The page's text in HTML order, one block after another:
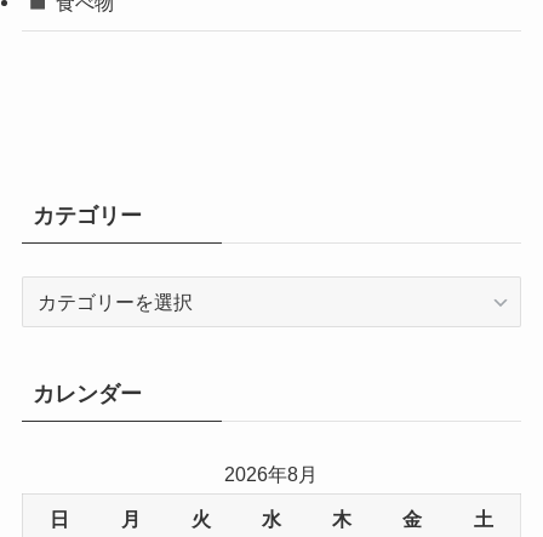
カテゴリー
ー
カレンダー
2026年8月
日 月 火 水 木 金 土